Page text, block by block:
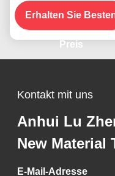
Erhalten Sie
Preis
Kontakt mit uns
Anhui Lu
New Material
E-Mail-Adresse